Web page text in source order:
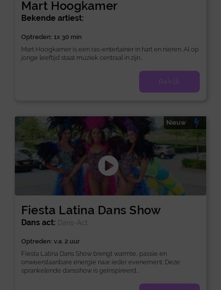
Mart Hoogkamer
Bekende artiest:
Optreden: 1x 30 min
Mart Hoogkamer is een ras-entertainer in hart en nieren. Al op
jonge leeftijd staat muziek centraal in zijn...
Bekijk
Fiesta Latina Dans Show
Nieuw
Dans act: Dans-Act
Optreden: v.a. 2 uur
Fiesta Latina Dans Show brengt warmte, passie en
onweerstaanbare energie naar ieder evenement. Deze
sprankelende dansshow is geïnspireerd...